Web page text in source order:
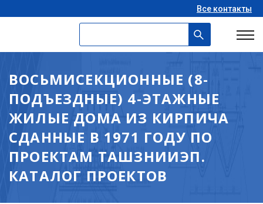
Все контакты
ВОСЬМИСЕКЦИОННЫЕ (8-
ПОДЪЕЗДНЫЕ) 4-ЭТАЖНЫЕ
ЖИЛЫЕ ДОМА ИЗ КИРПИЧА
СДАННЫЕ В 1971 ГОДУ ПО
ПРОЕКТАМ ТАШЗНИИЭП.
КАТАЛОГ ПРОЕКТОВ